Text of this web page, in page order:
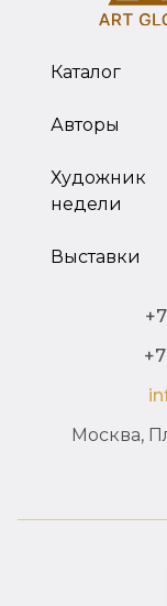
Каталог
Авторы
Художник
недели
Выставки
Москва,